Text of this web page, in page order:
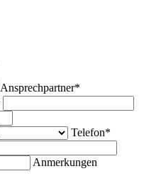
Ansprechpartner*
Telefon*
Anmerkungen